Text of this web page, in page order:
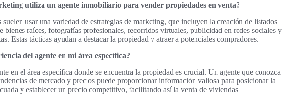
utiliza un agente inmobiliario para vender propiedades en venta?
usar una variedad de estrategias de marketing, que incluyen la creación de listados
bienes raíces, fotografías profesionales, recorridos virtuales, publicidad en redes sociales y
Estas tácticas ayudan a destacar la propiedad y atraer a potenciales compradores.
del agente en mi área específica?
en el área específica donde se encuentra la propiedad es crucial. Un agente que conozca
de mercado y precios puede proporcionar información valiosa para posicionar la
y establecer un precio competitivo, facilitando así la venta de viviendas.